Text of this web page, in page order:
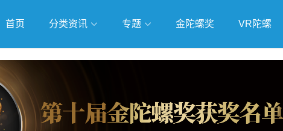
首页 分类资讯 专题
抢滩全球 人工智能 武侠游戏 独立游戏 云游戏
跨界Talk
金陀螺奖 VR陀螺